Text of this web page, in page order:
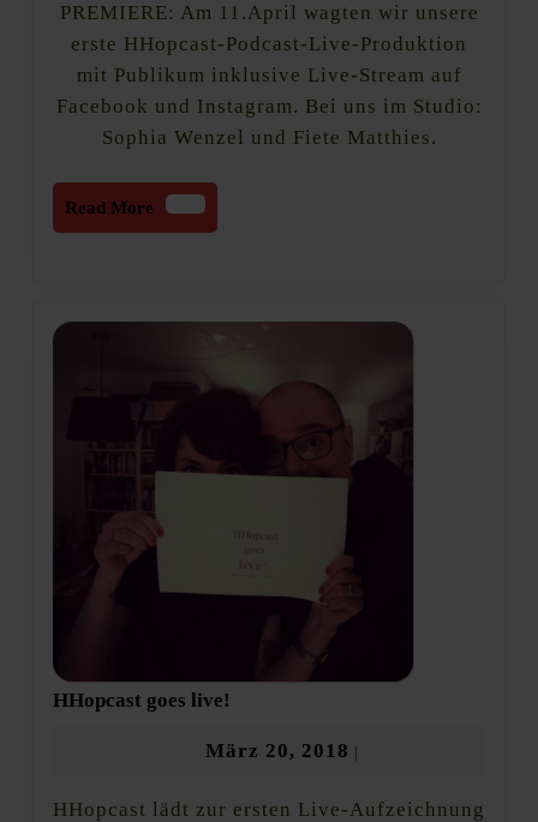
Sophia
Wenzel
Fiete
Matthies
2018
PREMIERE: Am 11.April wagten wir unsere
erste HHopcast-Podcast-Live-Produktion
mit Publikum inklusive Live-Stream auf
Facebook und Instagram. Bei uns im Studio:
Sophia Wenzel und Fiete Matthies.
Read More
Read
More
HHopcast goes live!
live!
März 20, 2018 März
2018
HHopcast lädt zur ersten Live-Aufzeichnung